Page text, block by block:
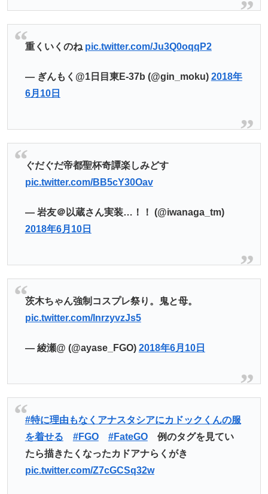
重くいくのね pic.twitter.com/Ju3Q0oqqP2
— ぎんもく@1日目東E-37b (@gin_moku) 2018年
6月10日
ぐだぐだ帝都聖杯奇譚楽しみどす
pic.twitter.com/BB5cY30Oav
— 岩友＠以蔵さん実装…！！ (@iwanaga_tm)
2018年6月10日
茨木ちゃん強制コスプレ祭り。鬼と母。
pic.twitter.com/lnrzyvzJs5
— 綾瀬@ (@ayase_FGO) 2018年6月10日
#特に理由もなくアナスタシアにカドックくんの服
を着せる
#FGO #FateGO例のタグを見てい
たら描きたくなったカドアナらくがき
pic.twitter.com/Z7cGCSq32w